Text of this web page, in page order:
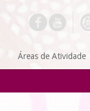
Áreas de Atividade